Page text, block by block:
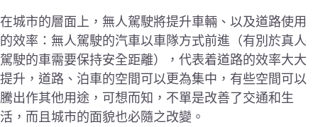
在城市的層面上，無人駕駛將提升車輛、以及道路使用
的效率：無人駕駛的汽車以車隊方式前進（有別於真人
駕駛的車需要保持安全距離），代表着道路的效率大大
提升，道路、泊車的空間可以更為集中，有些空間可以
騰出作其他用途，可想而知，不單是改善了交通和生
活，而且城市的面貌也必隨之改變。